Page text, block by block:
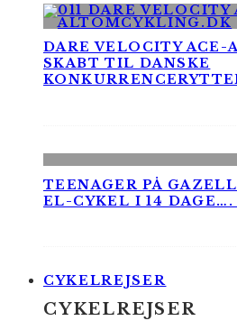
DARE VELOCITY ACE-
SKABT TIL DANSKE
TEENAGER PÅ
EL-CYKEL I 14
CYKELREJSER
CYKELREJSER